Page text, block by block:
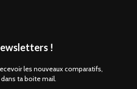
!
les nouveaux comparatifs,
ta boite mail.